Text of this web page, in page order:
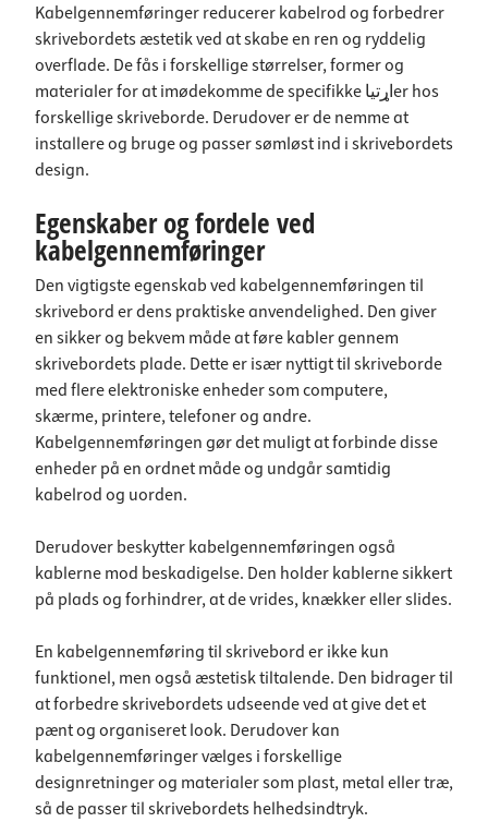
Kabelgennemføringer reducerer kabelrod og forbedrer
skrivebordets æstetik ved at skabe en ren og ryddelig
overflade. De fås i forskellige størrelser, former og
materialer for at imødekomme de specifikke اړتیاer hos
forskellige skriveborde. Derudover er de nemme at
installere og bruge og passer sømløst ind i skrivebordets
design.
Egenskaber og fordele ved
kabelgennemføringer
Den vigtigste egenskab ved kabelgennemføringen til
skrivebord er dens praktiske anvendelighed. Den giver
en sikker og bekvem måde at føre kabler gennem
skrivebordets plade. Dette er især nyttigt til skriveborde
med flere elektroniske enheder som computere,
skærme, printere, telefoner og andre.
Kabelgennemføringen gør det muligt at forbinde disse
enheder på en ordnet måde og undgår samtidig
kabelrod og uorden.
Derudover beskytter kabelgennemføringen også
kablerne mod beskadigelse. Den holder kablerne sikkert
på plads og forhindrer, at de vrides, knækker eller slides.
En kabelgennemføring til skrivebord er ikke kun
funktionel, men også æstetisk tiltalende. Den bidrager til
at forbedre skrivebordets udseende ved at give det et
pænt og organiseret look. Derudover kan
kabelgennemføringer vælges i forskellige
designretninger og materialer som plast, metal eller træ,
så de passer til skrivebordets helhedsindtryk.